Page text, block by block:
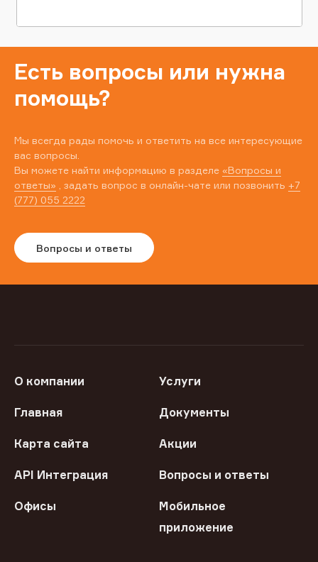
Есть вопросы или нужна
помощь?
Мы всегда рады помочь и ответить на все интересующие
вас вопросы.
Вы можете найти информацию в разделе «Вопросы и
ответы» , задать вопрос в онлайн-чате или позвонить +7
(777) 055 2222
Вопросы и ответы
О компании Услуги
Главная Документы
Карта сайта Акции
API Интеграция Вопросы и ответы
Офисы
Мобильное
приложение